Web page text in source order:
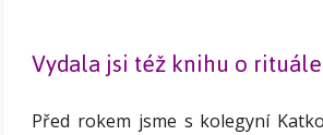
Vydala jsi též knihu o
Před rokem jsme s kolegyní